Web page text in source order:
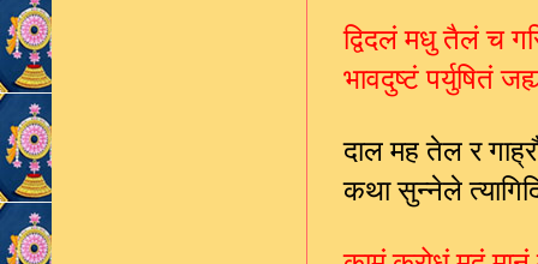
द्विदलं मधु तैलं च
भावदुष्टं पर्युषितं
दाल मह तेल र
कथा सुन्नेले